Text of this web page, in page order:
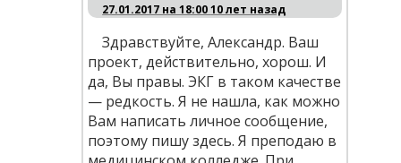
27.01.2017 на 18:0010 лет назад
Здравствуйте, Александр. Ваш
проект, действительно, хорош. И
да, Вы правы. ЭКГ в таком качестве
— редкость. Я не нашла, как можно
Вам написать личное сообщение,
поэтому пишу здесь. Я преподаю в